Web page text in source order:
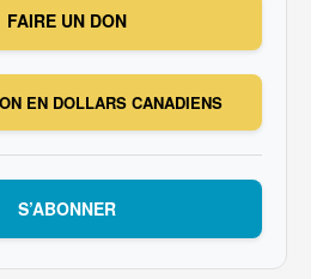
FAIRE UN DON
EN DOLLARS CANADIENS
S’ABONNER